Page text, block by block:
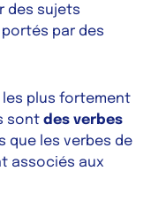
des sujets
par des
les plus fortement
sont des verbes
que les verbes de
associés aux